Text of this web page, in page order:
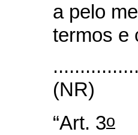
a pelo
termos e
(NR)
“Art. 3o